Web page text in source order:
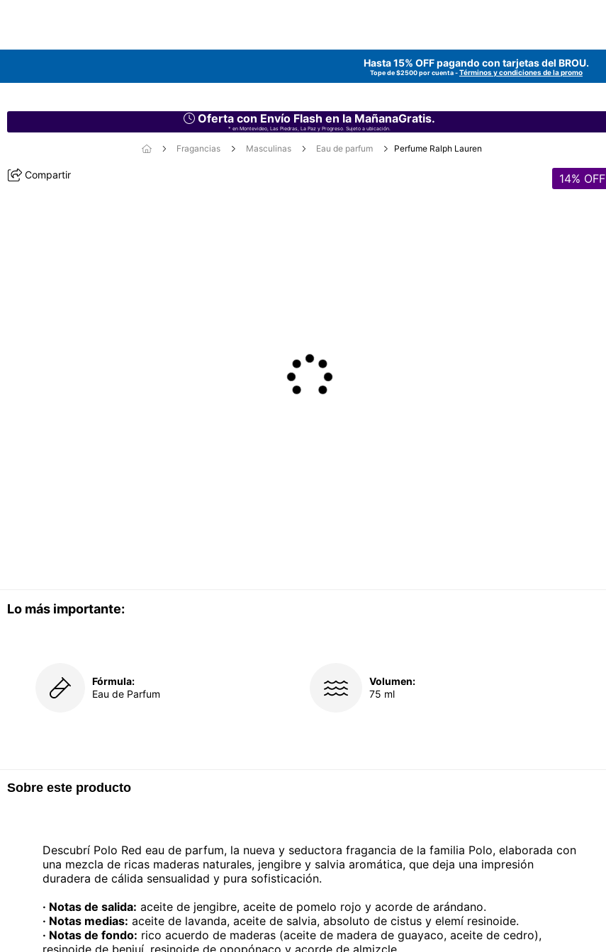
Hasta 15% OFF pagando con tarjetas del BROU.
Tope de $2500 por cuenta -Términos y condiciones de la promo
Oferta con Envío Flash en la MañanaGratis.
* en Montevideo, Las Piedras, La Paz y Progreso. Sujeto a ubicación.
Fragancias Masculinas Eau de parfum Perfume Ralph Lauren
Compartir 14% OFF
Lo más importante:
Fórmula:
Eau de Parfum
Volumen:
75 ml
Sobre este producto
Descubrí Polo Red eau de parfum, la nueva y seductora fragancia de la familia Polo, elaborada con
una mezcla de ricas maderas naturales, jengibre y salvia aromática, que deja una impresión
duradera de cálida sensualidad y pura sofisticación.
· Notas de salida: aceite de jengibre, aceite de pomelo rojo y acorde de arándano.
· Notas medias: aceite de lavanda, aceite de salvia, absoluto de cistus y elemí resinoide.
· Notas de fondo: rico acuerdo de maderas (aceite de madera de guayaco, aceite de cedro),
resinoide de benjuí, resinoide de opopónaco y acorde de almizcle.